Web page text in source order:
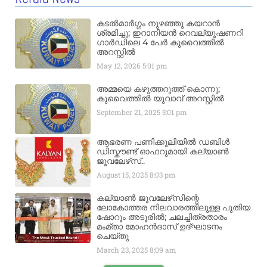
കടൽമാർഗ്ഗം നുഴഞ്ഞു കയറാൻ
ശ്രമിച്ചു; ഇറാനിയൻ റെവല്യൂഷണറി
ഗാർഡിലെ 4 പേർ കുവൈത്തിൽ
അറസ്റ്റിൽ
May 12, 20265:01 pm
അമ്മയെ കഴുത്തറുത്ത് കൊന്നു;
കുവൈത്തിൽ യുവാവ് അറസ്റ്റിൽ
September 21, 20255:01 pm
ആഭരണ പണിക്കൂലിയിൽ ഡബിൾ
ഡിസ്കൗണ്ട് ഓഫറുമായി കല്യാൺ
ജൂവലേഴ്‌സ്..
August 15, 20258:03 pm
കല്യാൺ ജൂവലേഴ്‌സിന്റെ
ലോകോത്തര നിലവാരത്തിലുള്ള പുതിയ
ഷോറൂം അടൂരിൽ; ചലച്ചിത്രതാരം
മംമ്താ മോഹൻദാസ് ഉദ്ഘാടനം
ചെയ്‌തു
March 23, 20258:09 am